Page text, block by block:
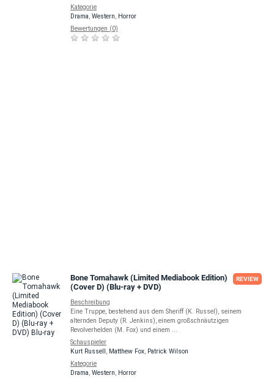
Kategorie
Drama Western
Horror
Bewertungen (0)
Bone Tomahawk (Limited Mediabook Edition)
(Cover D) (Blu-ray + DVD)
REVIEW
Beschreibung
Eine Truppe, bestehend aus dem Sheriff (K. Russel), seinem
alternden Deputy (R. Jenkins), einem großschnäutzigen
Revolverhelden (M. Fox) und einem ...
Schauspieler
Kurt Russell
Matthew Fox
Patrick Wilson
Kategorie
Drama Western
Horror